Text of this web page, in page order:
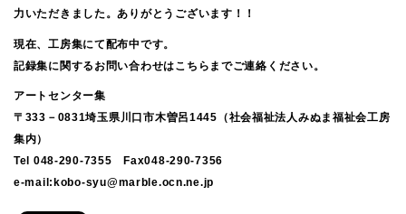
力いただきました。ありがとうございます！！
現在、工房集にて配布中です。
記録集に関するお問い合わせはこちらまでご連絡ください。
アートセンター集
〒333－0831埼玉県川口市木曽呂1445（社会福祉法人みぬま福祉会工房
集内）
Tel 048-290-7355 Fax048-290-7356
e-mail:kobo-syu@marble.ocn.ne.jp